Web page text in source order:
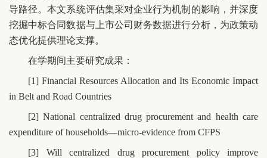
导路径。本文系统评估集采对企业行为机制的影响，并深度
挖掘中标合同数据与上市公司财务数据进行分析，为政策动
态优化提供理论支撑。
在学期间主要研究成果：
[1] Financial Resources Allocation and Its Economic Impact
in Belt and Road Countries
[2] National centralized drug procurement and health care
expenditure of households—micro-evidence from CFPS
[3] Will centralized drug procurement policy improve